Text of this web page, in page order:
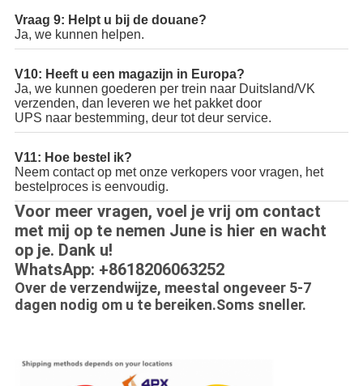
Vraag 9: Helpt u bij de douane?
Ja, we kunnen helpen.
V10: Heeft u een magazijn in Europa?
Ja, we kunnen goederen per trein naar Duitsland/VK
verzenden, dan leveren we het pakket door
UPS naar bestemming, deur tot deur service.
V11: Hoe bestel ik?
Neem contact op met onze verkopers voor vragen, het
bestelproces is eenvoudig.
Voor meer vragen, voel je vrij om contact
met mij op te nemen June is hier en wacht
op je. Dank u!
WhatsApp: +8618206063252
Over de verzendwijze, meestal ongeveer 5-7
dagen nodig om u te bereiken.Soms sneller.